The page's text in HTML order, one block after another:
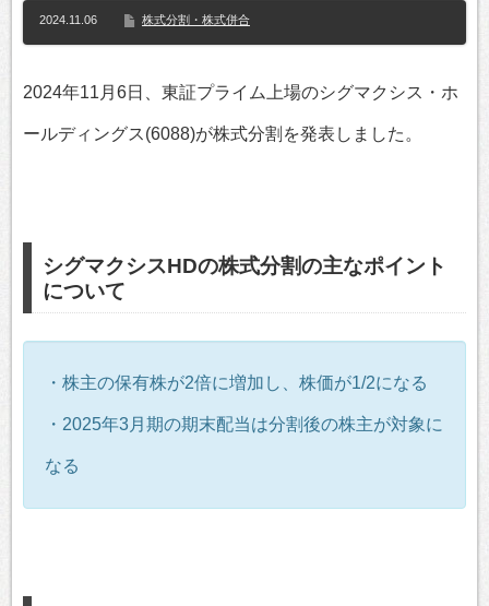
2024.11.06 株式分割・株式併合
2024年11月6日、東証プライム上場のシグマクシス・ホ
ールディングス(6088)が株式分割を発表しました。
シグマクシスHDの株式分割の主なポイント
について
・株主の保有株が2倍に増加し、株価が1/2になる
・2025年3月期の期末配当は分割後の株主が対象に
なる